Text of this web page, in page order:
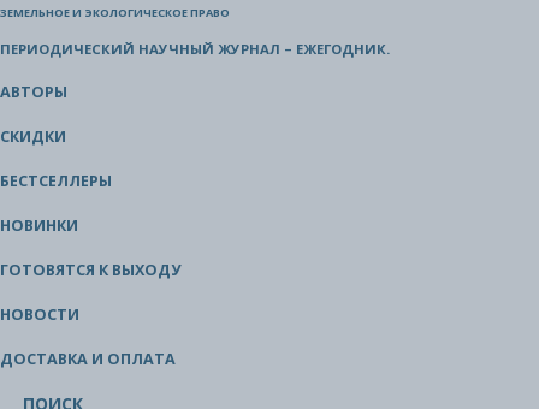
ЗЕМЕЛЬНОЕ И ЭКОЛОГИЧЕСКОЕ ПРАВО
ПЕРИОДИЧЕСКИЙ НАУЧНЫЙ ЖУРНАЛ – ЕЖЕГОДНИК.
АВТОРЫ
СКИДКИ
БЕСТСЕЛЛЕРЫ
НОВИНКИ
ГОТОВЯТСЯ К ВЫХОДУ
НОВОСТИ
ДОСТАВКА И ОПЛАТА
ПОИСК